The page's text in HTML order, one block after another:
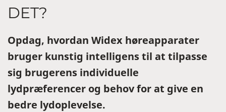
DET?
Opdag, hvordan Widex høreapparater
bruger kunstig intelligens til at tilpasse
sig brugerens individuelle
lydpræferencer og behov for at give en
bedre lydoplevelse.